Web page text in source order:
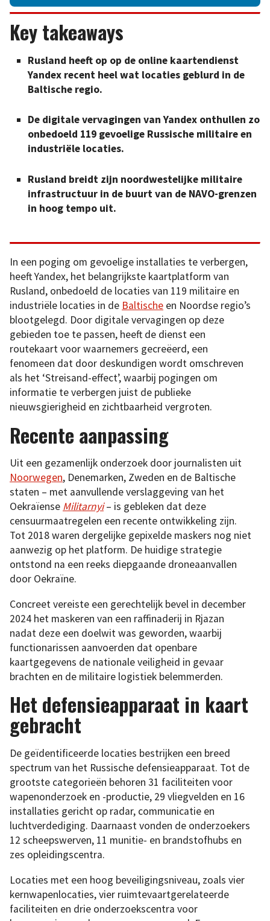
Key takeaways
Rusland heeft op op de online kaartendienst
Yandex recent heel wat locaties geblurd in de
Baltische regio.
De digitale vervagingen van Yandex onthullen zo
onbedoeld 119 gevoelige Russische militaire en
industriële locaties.
Rusland breidt zijn noordwestelijke militaire
infrastructuur in de buurt van de NAVO-grenzen
in hoog tempo uit.
In een poging om gevoelige installaties te verbergen,
heeft Yandex, het belangrijkste kaartplatform van
Rusland, onbedoeld de locaties van 119 militaire en
industriële locaties in de Baltische en Noordse regio’s
blootgelegd. Door digitale vervagingen op deze
gebieden toe te passen, heeft de dienst een
routekaart voor waarnemers gecreëerd, een
fenomeen dat door deskundigen wordt omschreven
als het ‘Streisand-effect’, waarbij pogingen om
informatie te verbergen juist de publieke
nieuwsgierigheid en zichtbaarheid vergroten.
Recente aanpassing
Uit een gezamenlijk onderzoek door journalisten uit
Noorwegen, Denemarken, Zweden en de Baltische
staten – met aanvullende verslaggeving van het
Oekraïense Militarnyi– is gebleken dat deze
censuurmaatregelen een recente ontwikkeling zijn.
Tot 2018 waren dergelijke gepixelde maskers nog niet
aanwezig op het platform. De huidige strategie
ontstond na een reeks diepgaande droneaanvallen
door Oekraïne.
Concreet vereiste een gerechtelijk bevel in december
2024 het maskeren van een raffinaderij in Rjazan
nadat deze een doelwit was geworden, waarbij
functionarissen aanvoerden dat openbare
kaartgegevens de nationale veiligheid in gevaar
brachten en de militaire logistiek belemmerden.
Het defensieapparaat in kaart
gebracht
De geïdentificeerde locaties bestrijken een breed
spectrum van het Russische defensieapparaat. Tot de
grootste categorieën behoren 31 faciliteiten voor
wapenonderzoek en -productie, 29 vliegvelden en 16
installaties gericht op radar, communicatie en
luchtverdediging. Daarnaast vonden de onderzoekers
12 scheepswerven, 11 munitie- en brandstofhubs en
zes opleidingscentra.
Locaties met een hoog beveiligingsniveau, zoals vier
kernwapenlocaties, vier ruimtevaartgerelateerde
faciliteiten en drie onderzoekscentra voor